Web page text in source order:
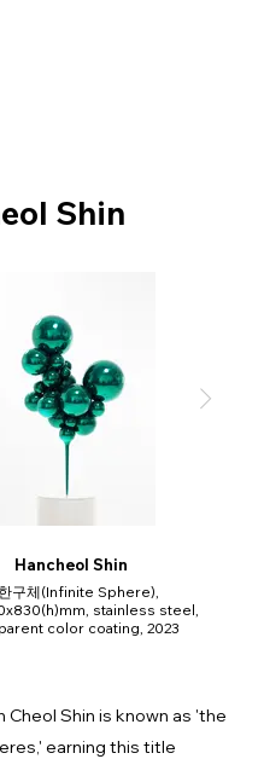
Shin
Hancheol Shin
구체(Infinite Sphere),
stainless steel,
color coating, 2023
Cheol Shin is known as 'the
earning this title